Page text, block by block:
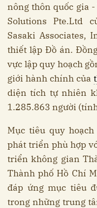
nông thôn quốc gia
Solutions Pte.Ltd
Sasaki Associates,
thiết lập Đồ án.
vực lập quy hoạch
giới hành chính của
diện tích tự nhiên
1.285.863 người
Mục tiêu quy
phát triển phù hợp
triển không gian
Thành phố Hồ Chí
đáp ứng mục tiêu
trong những trung